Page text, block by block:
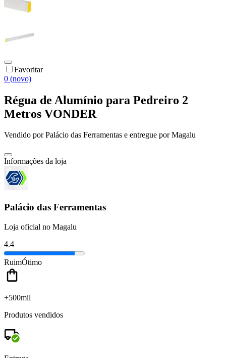
Favoritar
0 (novo)
Régua de Alumínio para Pedreiro 2
Metros VONDER
Vendido porPalácio das Ferramentas e entregue por Magalu
Informações da loja
Palácio das Ferramentas
Loja oficial no Magalu
4.4
RuimÓtimo
+500mil
Produtos vendidos